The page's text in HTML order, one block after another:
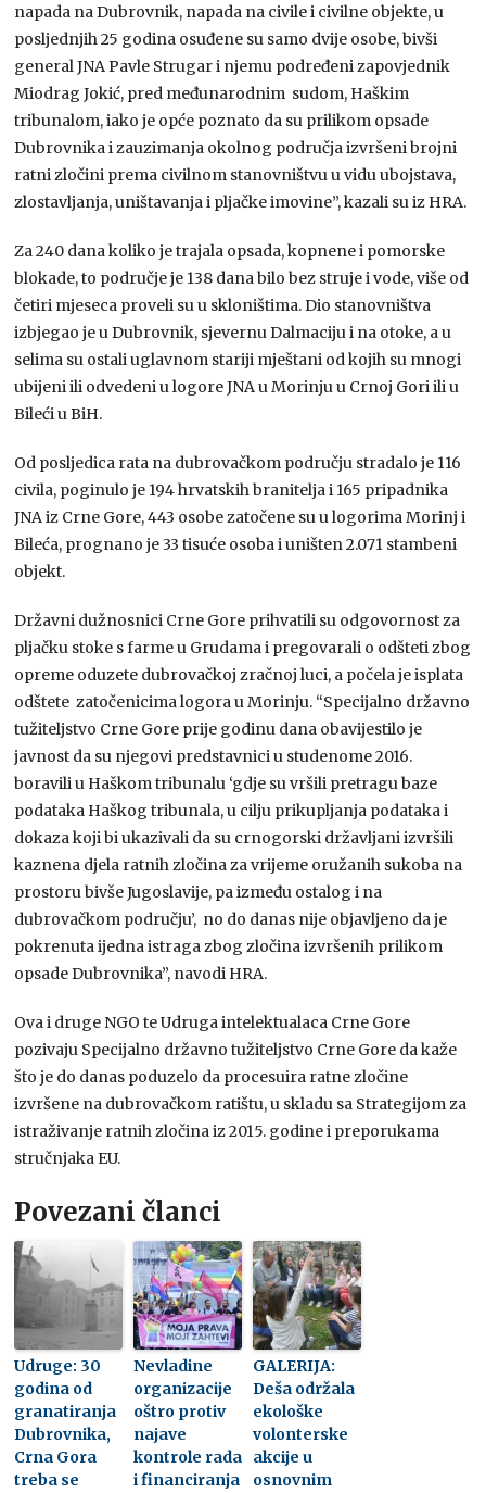
napada na Dubrovnik, napada na civile i civilne objekte, u
posljednjih 25 godina osuđene su samo dvije osobe, bivši
general JNA Pavle Strugar i njemu podređeni zapovjednik
Miodrag Jokić, pred međunarodnim sudom, Haškim
tribunalom, iako je opće poznato da su prilikom opsade
Dubrovnika i zauzimanja okolnog područja izvršeni brojni
ratni zločini prema civilnom stanovništvu u vidu ubojstava,
zlostavljanja, uništavanja i pljačke imovine”, kazali su iz HRA.
Za 240 dana koliko je trajala opsada, kopnene i pomorske
blokade, to područje je 138 dana bilo bez struje i vode, više od
četiri mjeseca proveli su u skloništima. Dio stanovništva
izbjegao je u Dubrovnik, sjevernu Dalmaciju i na otoke, a u
selima su ostali uglavnom stariji mještani od kojih su mnogi
ubijeni ili odvedeni u logore JNA u Morinju u Crnoj Gori ili u
Bileći u BiH.
Od posljedica rata na dubrovačkom području stradalo je 116
civila, poginulo je 194 hrvatskih branitelja i 165 pripadnika
JNA iz Crne Gore, 443 osobe zatočene su u logorima Morinj i
Bileća, prognano je 33 tisuće osoba i uništen 2.071 stambeni
objekt.
Državni dužnosnici Crne Gore prihvatili su odgovornost za
pljačku stoke s farme u Grudama i pregovarali o odšteti zbog
opreme oduzete dubrovačkoj zračnoj luci, a počela je isplata
odštete zatočenicima logora u Morinju. “Specijalno državno
tužiteljstvo Crne Gore prije godinu dana obavijestilo je
javnost da su njegovi predstavnici u studenome 2016.
boravili u Haškom tribunalu ‘gdje su vršili pretragu baze
podataka Haškog tribunala, u cilju prikupljanja podataka i
dokaza koji bi ukazivali da su crnogorski državljani izvršili
kaznena djela ratnih zločina za vrijeme oružanih sukoba na
prostoru bivše Jugoslavije, pa između ostalog i na
dubrovačkom području’, no do danas nije objavljeno da je
pokrenuta ijedna istraga zbog zločina izvršenih prilikom
opsade Dubrovnika”, navodi HRA.
Ova i druge NGO te Udruga intelektualaca Crne Gore
pozivaju Specijalno državno tužiteljstvo Crne Gore da kaže
što je do danas poduzelo da procesuira ratne zločine
izvršene na dubrovačkom ratištu, u skladu sa Strategijom za
istraživanje ratnih zločina iz 2015. godine i preporukama
stručnjaka EU.
Povezani članci
Udruge: 30
godina od
granatiranja
Dubrovnika,
Crna Gora
treba se
Nevladine
organizacije
oštro protiv
najave
kontrole rada
i financiranja
GALERIJA:
Deša održala
ekološke
volonterske
akcije u
osnovnim